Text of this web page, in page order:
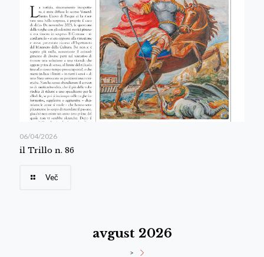
06/04/2026
il Trillo n. 86
Več
avgust 2026
>